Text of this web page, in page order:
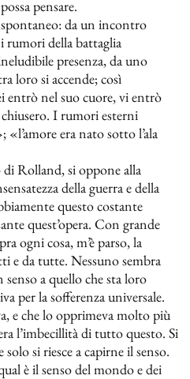
pensare.
da un incontro
rumori della battaglia
presenza, da uno
loro si accende; così
entrò nel suo cuore, vi entrò
I rumori esterni
era nato sotto l’ala
Rolland, si oppone alla
della guerra e della
questo costante
quest’opera. Con grande
ogni cosa, m’è parso, la
e da tutte. Nessuno sembra
senso a quello che sta loro
per la sofferenza universale.
e che lo opprimeva molto più
l’imbecillità di tutto questo. Si
si riesce a capirne il senso.
è il senso del mondo e dei